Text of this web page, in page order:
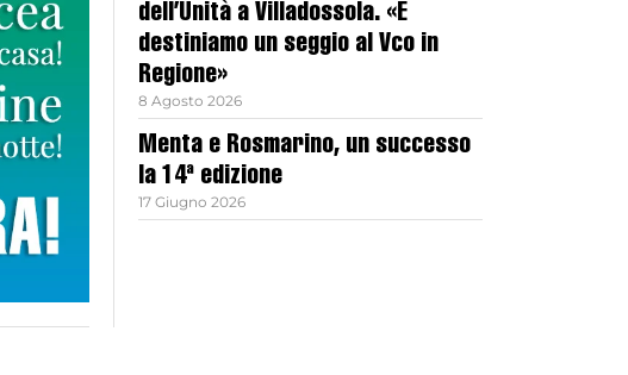
dell’Unità a Villadossola. «E
destiniamo un seggio al Vco in
Regione»
8 Agosto 2026
Menta e Rosmarino, un successo
la 14ª edizione
17 Giugno 2026